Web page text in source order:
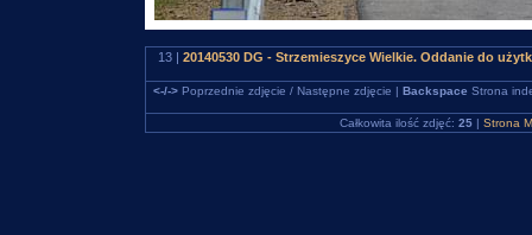
13 | 20140530 DG - Strzemieszyce Wielkie. Oddanie do
<-/->Poprzednie zdjęcie / Następne zdjęcie | Backspace Strona
Całkowita ilość zdjęć: 25 | Strona